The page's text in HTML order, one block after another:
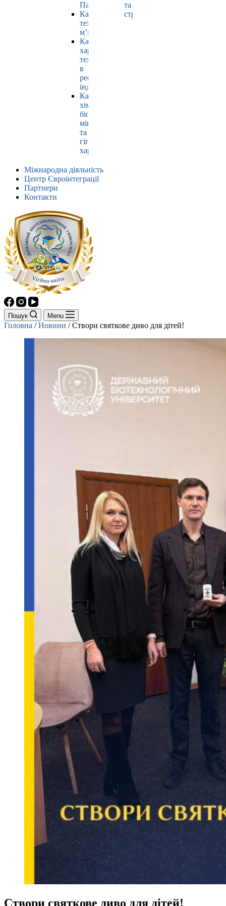
Павлюк
Кафедра
технології
м’яса
Кафедра
харчових
технологій
в
ресторанній
індустрії
Кафедра
хімії,
біохімії,
мікробіології
та
гігієни
харчування
та
страхування
Міжнародна діяльність
Центр Євроінтеграції
Партнери
Контакти
Пошук Menu
Головна /Новини /Створи святкове диво для дітей!
Створи святкове диво для дітей!